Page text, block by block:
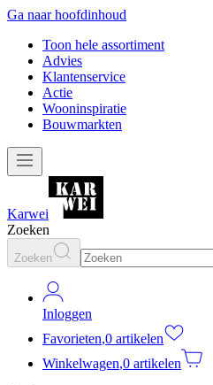
Ga naar hoofdinhoud
Toon hele assortiment
Advies
Klantenservice
Actie
Wooninspiratie
Bouwmarkten
Karwei
Zoeken
Zoeken
Inloggen
Favorieten,0 artikelen
Winkelwagen,0 artikelen